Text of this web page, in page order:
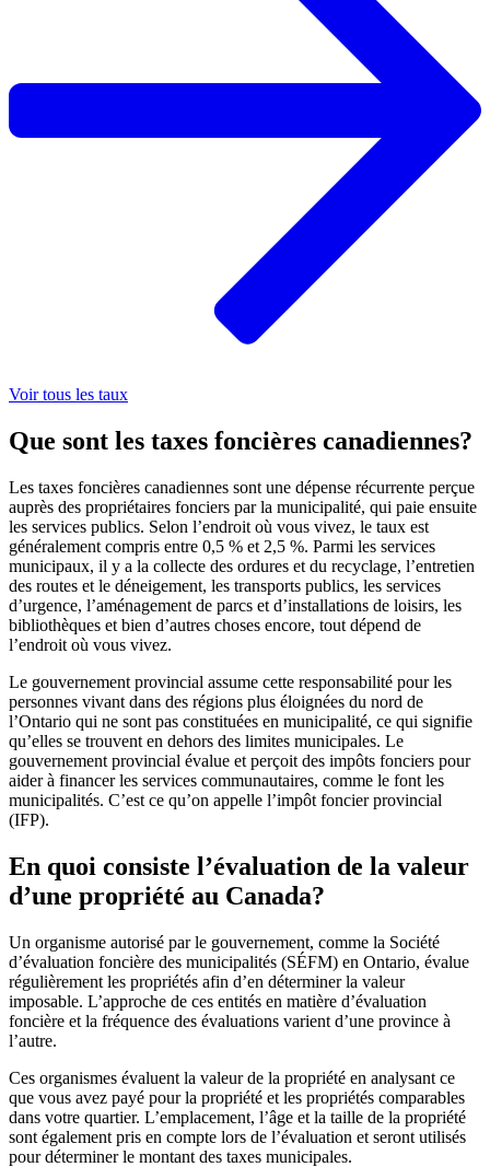
Voir tous les taux
Que sont les taxes foncières canadiennes?
Les taxes foncières canadiennes sont une dépense récurrente perçue
auprès des propriétaires fonciers par la municipalité, qui paie ensuite
les services publics. Selon l’endroit où vous vivez, le taux est
généralement compris entre 0,5 % et 2,5 %. Parmi les services
municipaux, il y a la collecte des ordures et du recyclage, l’entretien
des routes et le déneigement, les transports publics, les services
d’urgence, l’aménagement de parcs et d’installations de loisirs, les
bibliothèques et bien d’autres choses encore, tout dépend de
l’endroit où vous vivez.
Le gouvernement provincial assume cette responsabilité pour les
personnes vivant dans des régions plus éloignées du nord de
l’Ontario qui ne sont pas constituées en municipalité, ce qui signifie
qu’elles se trouvent en dehors des limites municipales. Le
gouvernement provincial évalue et perçoit des impôts fonciers pour
aider à financer les services communautaires, comme le font les
municipalités. C’est ce qu’on appelle l’impôt foncier provincial
(IFP).
En quoi consiste l’évaluation de la valeur
d’une propriété au Canada?
Un organisme autorisé par le gouvernement, comme la Société
d’évaluation foncière des municipalités (SÉFM) en Ontario, évalue
régulièrement les propriétés afin d’en déterminer la valeur
imposable. L’approche de ces entités en matière d’évaluation
foncière et la fréquence des évaluations varient d’une province à
l’autre.
Ces organismes évaluent la valeur de la propriété en analysant ce
que vous avez payé pour la propriété et les propriétés comparables
dans votre quartier. L’emplacement, l’âge et la taille de la propriété
sont également pris en compte lors de l’évaluation et seront utilisés
pour déterminer le montant des taxes municipales.